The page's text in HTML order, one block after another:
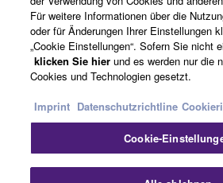
Business
Für weitere Informationen über die
oder für Änderungen Ihrer Einstellungen
„Cookie Einstellungen“. Sofern Sie nicht
klicken Sie hier und es werden nur die
Cookies und Technologien gesetzt.
Imprint Datenschutzrichtline
Cookie-